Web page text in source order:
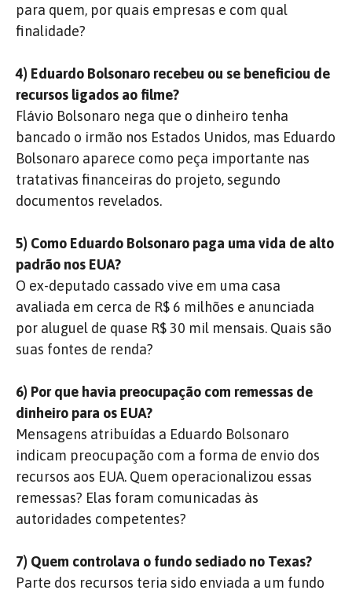
para quem, por quais empresas e com qual
finalidade?
4) Eduardo Bolsonaro recebeu ou se beneficiou de
recursos ligados ao filme?
Flávio Bolsonaro nega que o dinheiro tenha
bancado o irmão nos Estados Unidos, mas Eduardo
Bolsonaro aparece como peça importante nas
tratativas financeiras do projeto, segundo
documentos revelados.
5) Como Eduardo Bolsonaro paga uma vida de alto
padrão nos EUA?
O ex-deputado cassado vive em uma casa
avaliada em cerca de R$ 6 milhões e anunciada
por aluguel de quase R$ 30 mil mensais. Quais são
suas fontes de renda?
6) Por que havia preocupação com remessas de
dinheiro para os EUA?
Mensagens atribuídas a Eduardo Bolsonaro
indicam preocupação com a forma de envio dos
recursos aos EUA. Quem operacionalizou essas
remessas? Elas foram comunicadas às
autoridades competentes?
7) Quem controlava o fundo sediado no Texas?
Parte dos recursos teria sido enviada a um fundo